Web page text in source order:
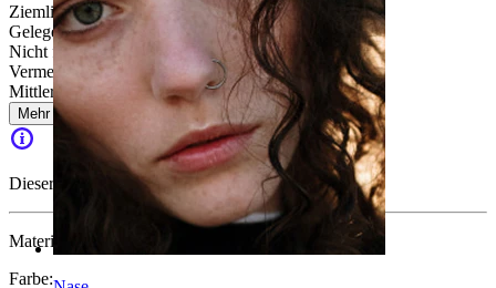
Ziemlich leicht
Gelegentliches Tragen
Nicht für empfindliche Haut
Vermeide Wasserkontakt
Mittlere Haltbarkeit
Mehr lesen
Dieser Artikel ist nicht mehr verfügbar.
Material:
Farbe: